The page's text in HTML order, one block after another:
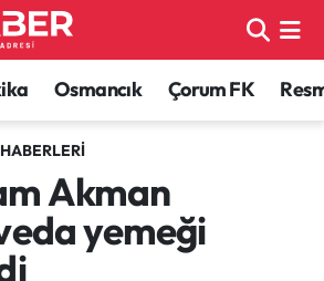
Osmancık Çorum FK
Akman
yemeği
Eczaneler
Vakitleri
Haritası